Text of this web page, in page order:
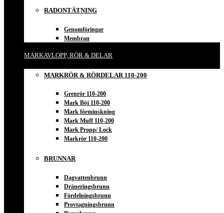
RADONTÄTNING
Genomföringar
Membran
MARKAVLOPP, RÖR & DELAR
MARKRÖR & RÖRDELAR 110-200
Grenrör 110-200
Mark Böj 110-200
Mark förminskning
Mark Muff 110-200
Mark Propp/ Lock
Markrör 110-200
BRUNNAR
Dagvattenbrunn
Dräneringsbrunn
Fördelningsbrunn
Provtagningsbrunn